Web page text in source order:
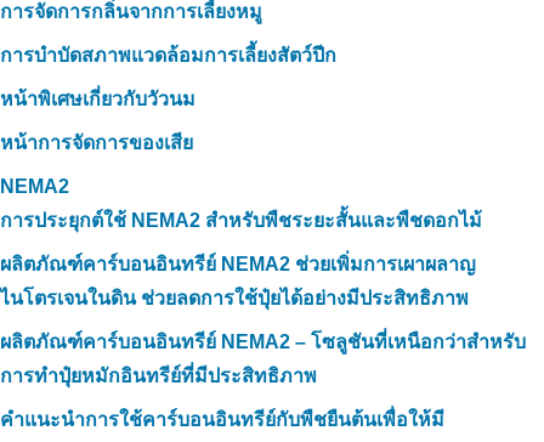
การจัดการกลิ่นจากการเลี้ยงหมู
การบำบัดสภาพแวดล้อมการเลี้ยงสัตว์ปีก
หน้าพิเศษเกี่ยวกับวัวนม
หน้าการจัดการของเสีย
NEMA2
การประยุกต์ใช้ NEMA2 สำหรับพืชระยะสั้นและพืชดอกไม้
ผลิตภัณฑ์คาร์บอนอินทรีย์ NEMA2 ช่วยเพิ่มการเผาผลาญ
ไนโตรเจนในดิน ช่วยลดการใช้ปุ๋ยได้อย่างมีประสิทธิภาพ
ผลิตภัณฑ์คาร์บอนอินทรีย์ NEMA2 – โซลูชันที่เหนือกว่าสำหรับ
การทำปุ๋ยหมักอินทรีย์ที่มีประสิทธิภาพ
คำแนะนำการใช้คาร์บอนอินทรีย์กับพืชยืนต้นเพื่อให้มี